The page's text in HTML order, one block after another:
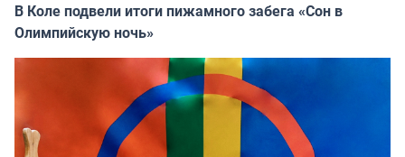
В Коле подвели итоги пижамного забега «Сон в
Олимпийскую ночь»